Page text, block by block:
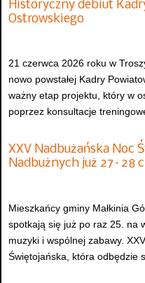
Historyczny debiut
Ostrowskiego
21 czerwca 2026 roku w
nowo powstałej Kadry
ważny etap projektu, który w
poprzez konsultacje
XXV Nadbużańska Noc
Nadbużnych już 27–28
Mieszkańcy gminy Małkinia
spotkają się już po raz 25. na
muzyki i wspólnej zabawy.
Świętojańska, która odbędzie